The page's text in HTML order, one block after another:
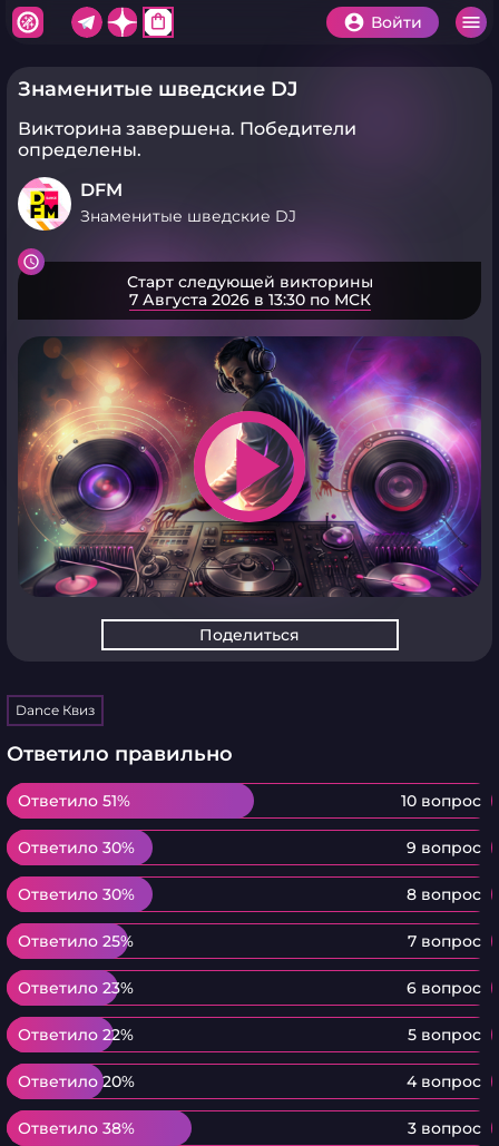
shopping_bag Войти
Знаменитые шведские DJ
Викторина завершена. Победители
определены.
DFM
Знаменитые шведские DJ
Старт следующей викторины
7 Августа 2026 в 13:30 по МСК
play_arrow
Поделиться
Dance Квиз
Ответило правильно
Ответило 51% 10 вопрос
Ответило 51%
Ответило 30% 9 вопрос
Ответило 30%
Ответило 30% 8 вопрос
Ответило 30%
Ответило 25% 7 вопрос
Ответило 25%
Ответило 23% 6 вопрос
Ответило 23%
Ответило 22% 5 вопрос
Ответило 22%
Ответило 20% 4 вопрос
Ответило 20%
Ответило 38% 3 вопрос
Ответило 38%